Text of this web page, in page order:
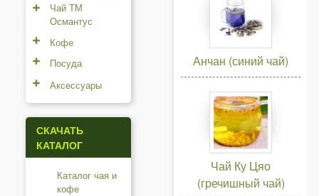
Чай ТМ
Османтус
Кофе
Посуда
Аксессуары
СКАЧАТЬ
КАТАЛОГ
Каталог чая и
кофе
Анчан (синий чай)
Чай Ку Цяо
(гречишный чай)